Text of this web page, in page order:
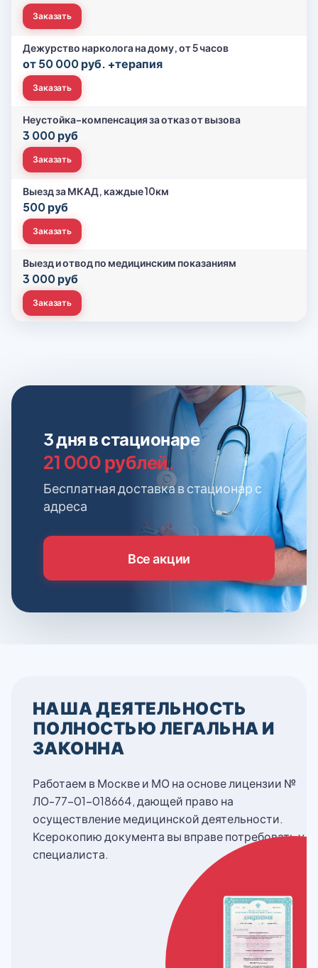
Заказать
Дежурство нарколога на дому, от 5 часов
от 50 000 руб. +терапия
Заказать
Неустойка-компенсация за отказ от вызова
3 000 руб
Заказать
Выезд за МКАД, каждые 10км
500 руб
Заказать
Выезд и отвод по медицинским показаниям
3 000 руб
Заказать
3 дня в стационаре
21 000 рублей.
Бесплатная доставка в стационар с
адреса
Все акции
НАША ДЕЯТЕЛЬНОСТЬ
ПОЛНОСТЬЮ ЛЕГАЛЬНА И
ЗАКОННА
Работаем в Москве и МО на основе лицензии №
ЛО-77-01-018664, дающей право на
осуществление медицинской деятельности.
Ксерокопию документа вы вправе потребовать у
специалиста.